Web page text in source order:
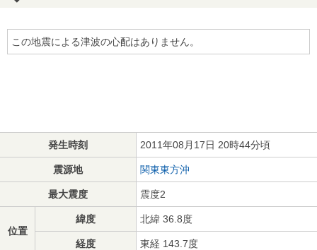
この地震による津波の心配はありません。
発生時刻 2011年08月17日 20時44分頃
震源地 関東東方沖
最大震度 震度2
位置
緯度 北緯 36.8度
経度 東経 143.7度